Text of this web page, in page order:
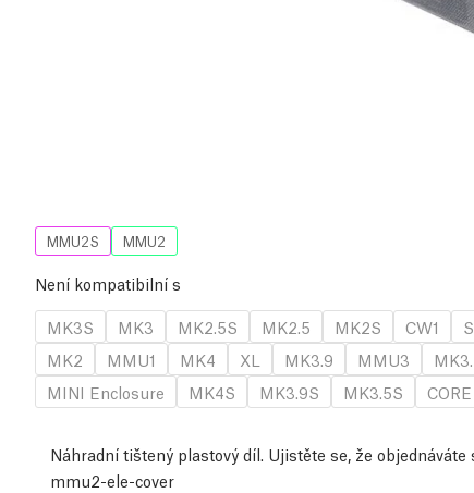
MMU2S MMU2
Není kompatibilní s
MK3S
MK3 MK2.5S MK2.5 MK2S CW1
MK2
MMU1 MK4 XL MK3.9 MMU3
MINI Enclosure
MK4S MK3.9S MK3.5S
Náhradní tištený plastový díl. Ujistěte se, že
mmu2-ele-cover